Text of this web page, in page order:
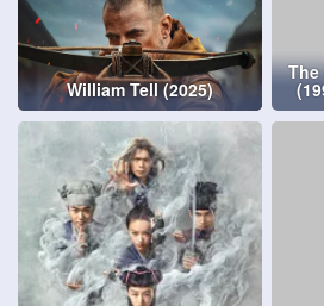
William Tell (2025)